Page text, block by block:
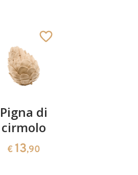
Aggiunto al carrello
Pigna di
cirmolo
€ 13,90